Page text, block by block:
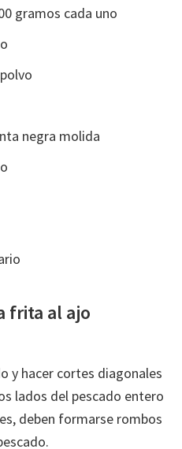
gramos cada uno
negra molida
frita al ajo
y hacer cortes diagonales
lados del pescado entero
deben formarse rombos